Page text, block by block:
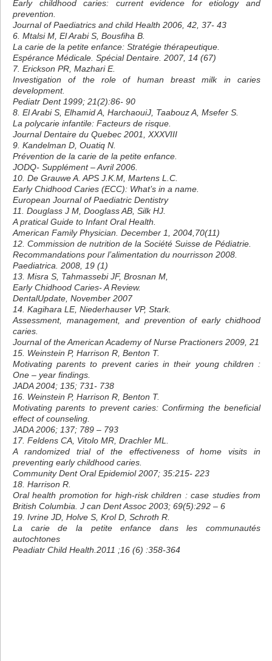
Early childhood caries: current evidence for etiology and
prevention.
Journal of Paediatrics and child Health 2006, 42, 37- 43
6. Mtalsi M, El Arabi S, Bousfiha B.
La carie de la petite enfance: Stratégie thérapeutique.
Espérance Médicale. Spécial Dentaire. 2007, 14 (67)
7. Erickson PR, Mazhari E.
Investigation of the role of human breast milk in caries
development.
Pediatr Dent 1999; 21(2):86- 90
8. El Arabi S, Elhamid A, HarchaouiJ, Taabouz A, Msefer S.
La polycarie infantile: Facteurs de risque.
Journal Dentaire du Quebec 2001, XXXVIII
9. Kandelman D, Ouatiq N.
Prévention de la carie de la petite enfance.
JODQ- Supplément – Avril 2006.
10. De Grauwe A. APS J.K.M, Martens L.C.
Early Chidhood Caries (ECC): What’s in a name.
European Journal of Paediatric Dentistry
11. Douglass J M, Dooglass AB, Silk HJ.
A pratical Guide to Infant Oral Health.
American Family Physician. December 1, 2004,70(11)
12. Commission de nutrition de la Société Suisse de Pédiatrie.
Recommandations pour l’alimentation du nourrisson 2008.
Paediatrica. 2008, 19 (1)
13. Misra S, Tahmassebi JF, Brosnan M,
Early Chidhood Caries- A Review.
DentalUpdate, November 2007
14. Kagihara LE, Niederhauser VP, Stark.
Assessment, management, and prevention of early chidhood
caries.
Journal of the American Academy of Nurse Practioners 2009, 21
15. Weinstein P, Harrison R, Benton T.
Motivating parents to prevent caries in their young children :
One – year findings.
JADA 2004; 135; 731- 738
16. Weinstein P, Harrison R, Benton T.
Motivating parents to prevent caries: Confirming the beneficial
effect of counseling.
JADA 2006; 137; 789 – 793
17. Feldens CA, Vitolo MR, Drachler ML.
A randomized trial of the effectiveness of home visits in
preventing early childhood caries.
Community Dent Oral Epidemiol 2007; 35:215- 223
18. Harrison R.
Oral health promotion for high-risk children : case studies from
British Columbia. J can Dent Assoc 2003; 69(5):292 – 6
19. Ivrine JD, Holve S, Krol D, Schroth R.
La carie de la petite enfance dans les communautés
autochtones
Peadiatr Child Health.2011 ;16 (6) :358-364